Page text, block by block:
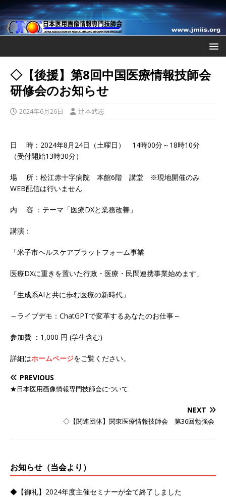
◇【後援】第8回中国医療情報技師会
研修会のお知らせ
2024年6月26日 辻本武志
日 時：2024年8月24日（土曜日） 14時00分～18時10分
（受付開始13時30分）
​場 所：松江赤十字病院 本館6階 講堂 ※現地開催のみ
WEB配信は行いません
​内 容 ：テーマ「医療DXと業務改善」
​講演：
「米子市ヘルスケアプラットフォーム事業
医療DXに重きを置いた行政・医療・民間連携事業始めます」
「生成系AIと共に歩む医療の新時代」
～ライブデモ：ChatGPTで変革するあなたのお仕事～
参加費 ：1,000 円 (学生含む)
詳細はホームページをご覧ください。
PREVIOUS
★日本医用画像情報専門技師会について
NEXT
◇【関連団体】関東医療情報技師会 第36回勉強会
お知らせ（当会より）
◆【御礼】2024年度主催セミナーが全て終了しました